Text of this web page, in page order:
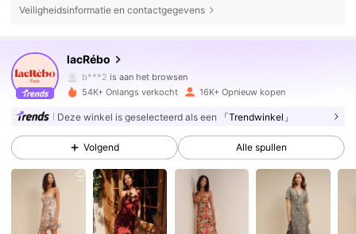
Veiligheidsinformatie en contactgegevens
lacRébo
b***2 is aan het browsen
4.77
85K Volgers
4.77 85K Volgers
4.77 85K Volgers
54K+ Onlangs verkocht 16K+ Opnieuw kopen
Deze winkel is geselecteerd als een 「Trendwinkel」
Volgend Alle spullen